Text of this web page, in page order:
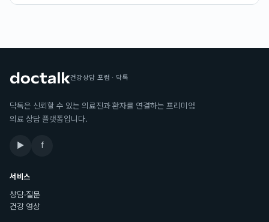
건강상담 포럼 · 닥톡
닥톡은 신뢰할 수 있는 의료진과 환자를 연결하는 프리미엄
의료 상담 플랫폼입니다.
▶ f
서비스
상담·질문
건강 영상